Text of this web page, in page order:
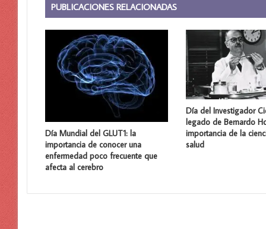
PUBLICACIONES RELACIONADAS
Día Mundial del GLUT1: la
importancia de conocer una
enfermedad poco frecuente que
afecta al cerebro
Día del Investigador
legado de Bernardo
importancia de la
salud